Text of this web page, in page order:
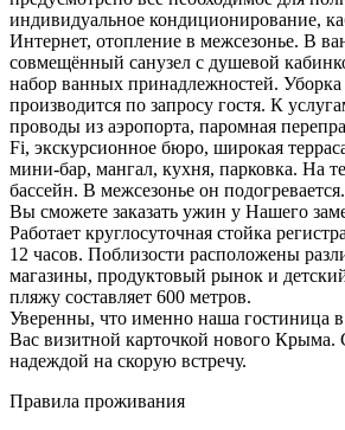
индивидуальное кондиционирование,
Интернет, отопление в межсезонье. В
совмещённый санузел с душевой
набор ванных принадлежностей.
производится по запросу гостя. К
проводы из аэропорта, паромная
Fi, экскурсионное бюро, широкая
мини-бар, мангал, кухня, парковка. На
бассейн. В межсезонье он
Вы сможете заказать ужин у Нашего
Работает круглосуточная стойка
12 часов. Поблизости расположены
магазины, продуктовый рынок и
пляжу составляет 600 метров.
Уверенны, что именно наша гостиница
Вас визитной карточкой нового
надеждой на скорую встречу.
Правила проживания